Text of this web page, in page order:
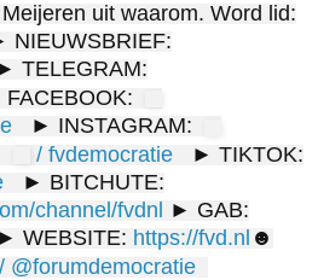
uit waarom. Word lid:
NIEUWSBRIEF:
TELEGRAM:
► INSTAGRAM:
/ fvdemocratie
► TIKTOK:
► BITCHUTE:
channel/fvdnl
► GAB:
► WEBSITE: https://fvd.nl ​​​​​​​​​​​ ☻
/ @forumdemocratie